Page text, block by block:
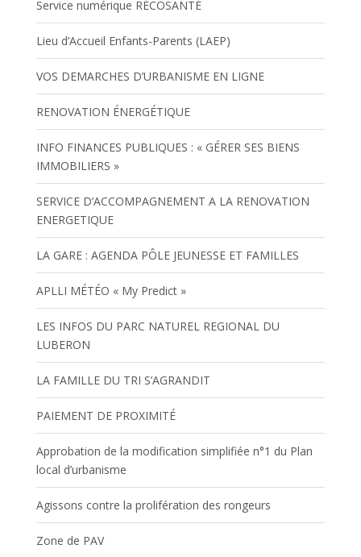
Service numérique RÉCOSANTÉ
Lieu d’Accueil Enfants-Parents (LAEP)
VOS DEMARCHES D’URBANISME EN LIGNE
RENOVATION ÉNERGÉTIQUE
INFO FINANCES PUBLIQUES : « GÉRER SES BIENS
IMMOBILIERS »
SERVICE D’ACCOMPAGNEMENT A LA RENOVATION
ENERGETIQUE
LA GARE : AGENDA PÔLE JEUNESSE ET FAMILLES
APLLI MÉTÉO « My Predict »
LES INFOS DU PARC NATUREL REGIONAL DU
LUBERON
LA FAMILLE DU TRI S’AGRANDIT
PAIEMENT DE PROXIMITÉ
Approbation de la modification simplifiée n°1 du Plan
local d’urbanisme
Agissons contre la prolifération des rongeurs
Zone de PAV